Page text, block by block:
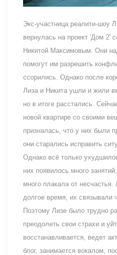
Экс-участница реалити-шоу
вернулась на проект 'Дом 2'
Никитой Максимовым. Они
помогут им разрешить
ссорились. Однако после
Лиза и Никита ушли и жили
но в итоге расстались.
новой квартире со своими
призналась, что у них были
они старались исправить
Однако всё только
них появилось много
много плакала от
долгое время, их связывали
Поэтому Лизе было трудно
преодолеть свои страхи и
восстанавливается, ведет
блог, занимается вокалом,